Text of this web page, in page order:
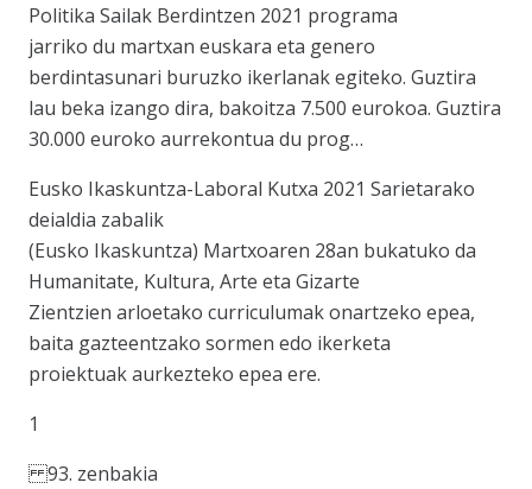
Politika Sailak Berdintzen 2021 programa
jarriko du martxan euskara eta genero
berdintasunari buruzko ikerlanak egiteko. Guztira
lau beka izango dira, bakoitza 7.500 eurokoa. Guztira
30.000 euroko aurrekontua du prog…
Eusko Ikaskuntza-Laboral Kutxa 2021 Sarietarako
deialdia zabalik
(Eusko Ikaskuntza) Martxoaren 28an bukatuko da
Humanitate, Kultura, Arte eta Gizarte
Zientzien arloetako curriculumak onartzeko epea,
baita gazteentzako sormen edo ikerketa
proiektuak aurkezteko epea ere.
1
93. zenbakia